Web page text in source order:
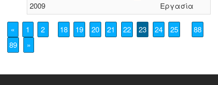
2009
Εργασία
« 1 2 18 19 20 21 22 23 24 25
88
89
»